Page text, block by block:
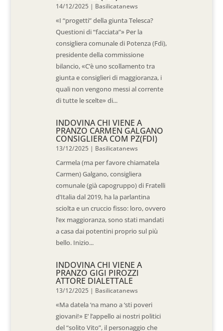
14/12/2025 | Basilicatanews
«I “progetti” della giunta Telesca?
Questioni di “facciata”» Per la
consigliera comunale di Potenza (Fdi),
presidente della commissione
bilancio, «C’è uno scollamento tra
giunta e consiglieri di maggioranza, i
quali non vengono messi al corrente
di tutte le scelte» di...
INDOVINA CHI VIENE A
PRANZO CARMEN GALGANO
CONSIGLIERA COM PZ(FDI)
13/12/2025 | Basilicatanews
Carmela (ma per favore chiamatela
Carmen) Galgano, consigliera
comunale (già capogruppo) di Fratelli
d’Italia dal 2019, ha la parlantina
sciolta e un cruccio fisso: loro, ovvero
l’ex maggioranza, sono stati mandati
a casa dai potentini proprio sul più
bello. Inizio...
INDOVINA CHI VIENE A
PRANZO GIGI PIROZZI
ATTORE DIALETTALE
13/12/2025 | Basilicatanews
«Ma datela ‘na mano a ‘sti poveri
giovani!» E’ l’appello ai nostri politici
del “solito Vito”, il personaggio che